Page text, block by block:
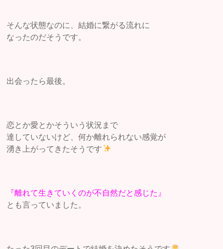
そんな状態なのに、結婚に繋がる流れに
なったのだそうです。
出会ったら最後。
恋とか愛とかそういう状況まで
達していないけど、何か離れられない感覚が
湧き上がってきたそうです
『離れて生きていくのが不自然だと感じた』
とも言っていました。